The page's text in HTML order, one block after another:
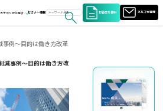
カテゴリから探す セミナー情報 お役立ち資料 メルマガ登録
事例～目的は働き方改革
減事例～目的は働き方改